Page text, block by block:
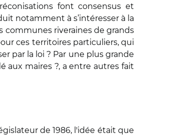
font consensus et
notamment à s’intéresser à la
communes riveraines de grands
ces territoires particuliers, qui
par la loi ? Par une plus grande
aux maires ?, a entre autres fait
de 1986, l'idée était que